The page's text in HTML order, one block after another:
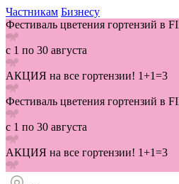
Частникам Бизнесу
Фестиваль цветения гортензий в
с 1 по 30 августа
АКЦИЯ на все гортензии! 1+1=3
Фестиваль цветения гортензий в
с 1 по 30 августа
АКЦИЯ на все гортензии! 1+1=3